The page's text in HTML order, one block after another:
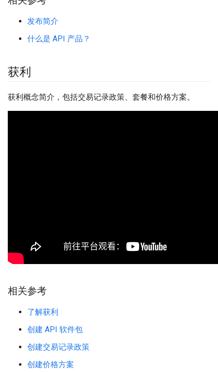
发布简介
什么是 API 产品？
获利
获利概念简介，包括交易记录政策、套餐和价格方案。
相关参考
了解获利
创建 API 软件包
创建交易记录政策
创建价格方案